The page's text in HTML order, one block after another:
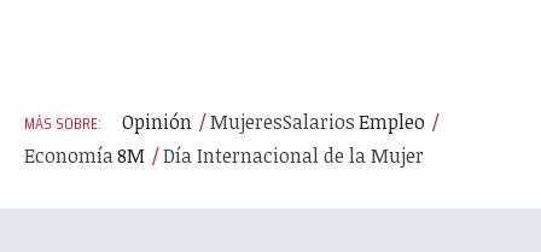
Opinión MujeresSalariosEmpleo
Economía8M Día Internacional de la Mujer